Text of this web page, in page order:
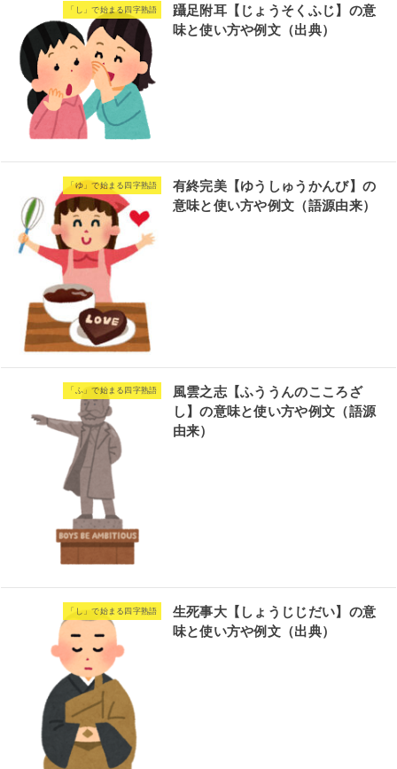
「し」で始まる四字熟語
躡足附耳【じょうそくふじ】の意
味と使い方や例文（出典）
「ゆ」で始まる四字熟語
有終完美【ゆうしゅうかんび】の
意味と使い方や例文（語源由来）
「ふ」で始まる四字熟語
風雲之志【ふううんのこころざ
し】の意味と使い方や例文（語源
由来）
「し」で始まる四字熟語
生死事大【しょうじじだい】の意
味と使い方や例文（出典）